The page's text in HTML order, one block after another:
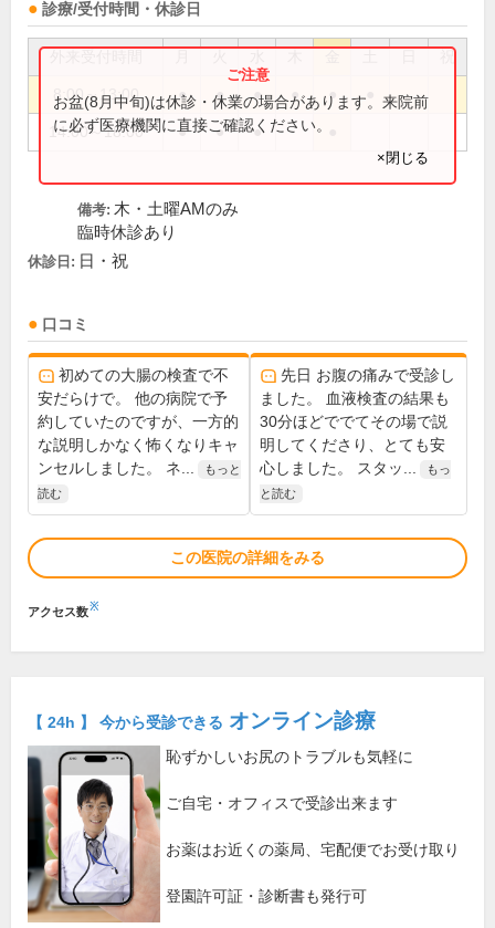
診療/受付時間・休診日
祝
8:00～13:00 ● ● ● ● ●
14:00～18:00 ● ● ●
お盆(8月中旬)は休診・休業の場合があります。来院前
に必ず医療機関に直接ご確認ください。
×閉じる
備考: 木・土曜AMのみ
臨時休診あり
休診日: 日・祝
口コミ
初めての大腸の検査で不
安だらけで。 他の病院で予
約していたのですが、一方的
な説明しかなく怖くなりキャ
ンセルしました。 ネ...
もっと
読む
先日 お腹の痛みで受診し
ました。 血液検査の結果も
30分ほどででてその場で説
明してくださり、とても安
心しました。 スタッ...
もっ
と読む
この医院の詳細をみる
アクセス数※
【 24h 】 今から受診できる オンライン診療
恥ずかしいお尻のトラブルも気軽に
ご自宅・オフィスで受診出来ます
お薬はお近くの薬局、宅配便でお受け取り
登園許可証・診断書も発行可